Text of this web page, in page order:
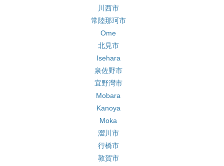
川西市
常陸那珂市
Ome
北見市
Isehara
泉佐野市
宜野灣市
Mobara
Kanoya
Moka
澀川市
行橋市
敦賀市